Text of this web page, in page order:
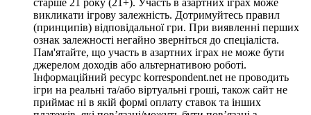
викликати ігрову залежність. Дотримуйтесь правил
(принципів) відповідальної гри. При виявленні перших
ознак залежності негайно зверніться до спеціаліста.
Пам'ятайте, що участь в азартних іграх не може бути
джерелом доходів або альтернативою роботі.
Інформаційний ресурс korrespondent.net не проводить
ігри на реальні та/або віртуальні гроші, також сайт не
приймає ні в якій формі оплату ставок та інших